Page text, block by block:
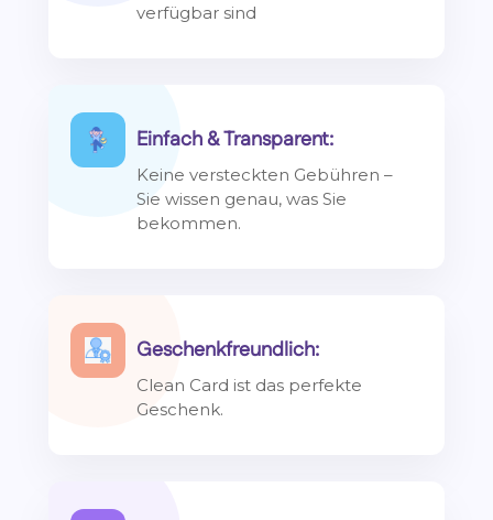
verfügbar sind
Einfach & Transparent:
Keine versteckten Gebühren –
Sie wissen genau, was Sie
bekommen.
Geschenkfreundlich:
Clean Card ist das perfekte
Geschenk.